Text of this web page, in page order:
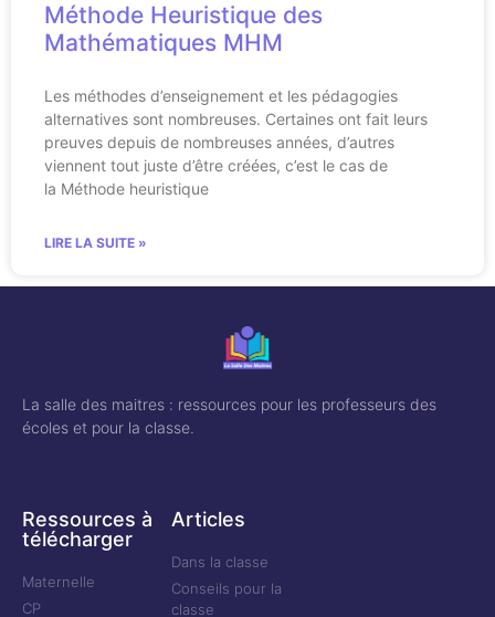
Méthode Heuristique des
Mathématiques MHM
Les méthodes d’enseignement et les pédagogies
alternatives sont nombreuses. Certaines ont fait leurs
preuves depuis de nombreuses années, d’autres
viennent tout juste d’être créées, c’est le cas de
la Méthode heuristique
LIRE LA SUITE »
La salle des maitres : ressources pour les professeurs des
écoles et pour la classe.
Ressources à
télécharger
Maternelle
CP
Articles
Dans la classe
Conseils pour la
classe